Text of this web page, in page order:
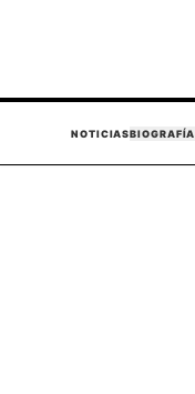
NOTICIASBIOGRAFÍA